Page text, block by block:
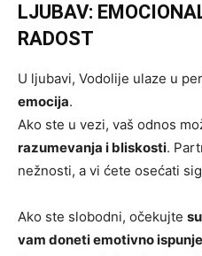
LJUBAV:
RADOST
U ljubavi, Vodolije ulaze u
emocija.
Ako ste u vezi, vaš odnos
razumevanja i bliskosti.
nežnosti, a vi ćete osećati
Ako ste slobodni, očekujte
vam doneti emotivno